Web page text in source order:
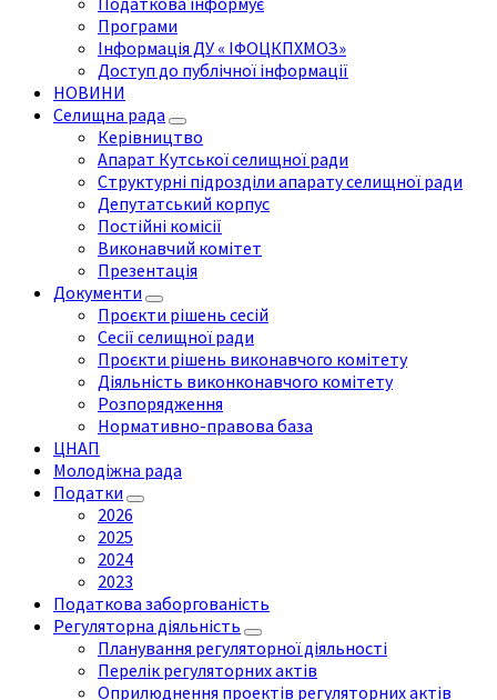
Програми
Інформація ДУ « ІФОЦКПХМОЗ»
Доступ до публічної інформації
НОВИНИ
Селищна рада
Керівництво
Апарат Кутської селищної ради
Структурні підрозділи апарату селищної ради
Депутатський корпус
Постійні комісії
Виконавчий комітет
Презентація
Документи
Проєкти рішень сесій
Сесії селищної ради
Проєкти рішень виконавчого комітету
Діяльність виконконавчого комітету
Розпорядження
Нормативно-правова база
ЦНАП
Молодіжна рада
Податки
2026
2025
2024
2023
Податкова заборгованість
Регуляторна діяльність
Планування регуляторної діяльності
Перелік регуляторних актів
Оприлюднення проектів регуляторних актів